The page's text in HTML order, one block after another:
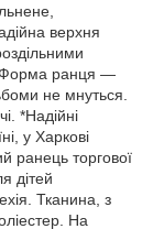
верхня
*Форма ранця —
не мнуться.
*Надійні
у Харкові
ранець торгової
дітей
Тканина, з
На